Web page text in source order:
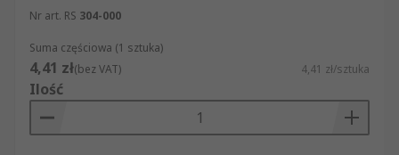
Nr art. RS 304-000
Suma częściowa (1 sztuka)
4,41 zł(bez VAT) 4,41 zł/sztuka
Ilość